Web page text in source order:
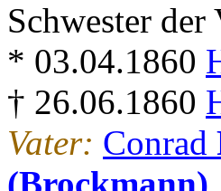
Schwester der
* 03.04.1860
† 26.06.1860
Vater: Conrad